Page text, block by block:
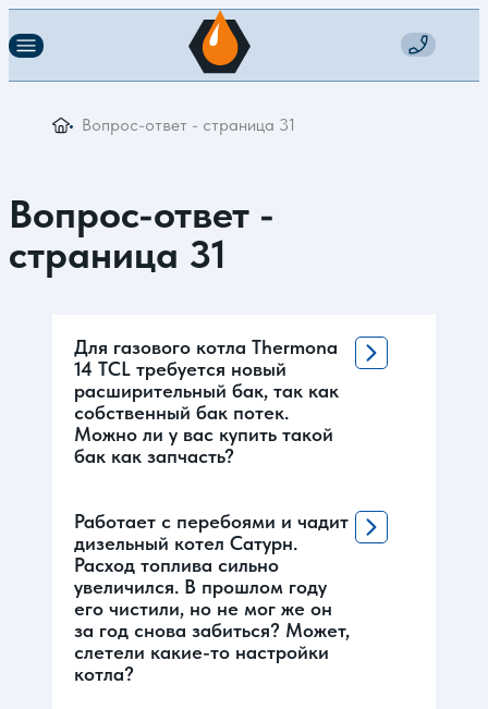
Вопрос-ответ - страница 31
Вопрос-ответ -
страница 31
Для газового котла Thermona
14 TCL требуется новый
расширительный бак, так как
собственный бак потек.
Можно ли у вас купить такой
бак как запчасть?
Работает с перебоями и чадит
дизельный котел Сатурн.
Расход топлива сильно
увеличился. В прошлом году
его чистили, но не мог же он
за год снова забиться? Может,
слетели какие-то настройки
котла?